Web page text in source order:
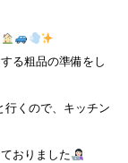
る粗品の準備をし
行くので、キッチン
おりました